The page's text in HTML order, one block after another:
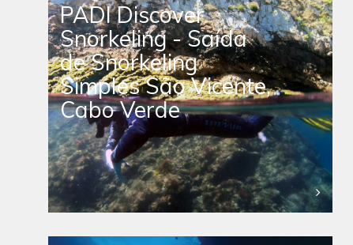
PADI Discover
Snorkeling - Saída
de Snorkeling
Simples São Vicente,
Cabo Verde